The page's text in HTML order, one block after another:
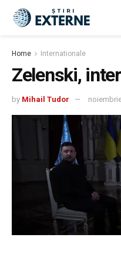
Home Internationale
Zelenski,
by Mihail Tudor